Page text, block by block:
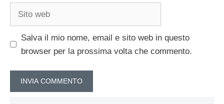
Salva il mio nome, email e sito web in questo
browser per la prossima volta che commento.